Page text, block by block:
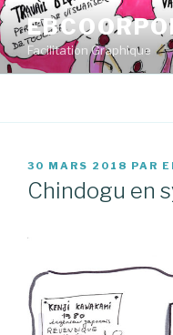
Aller
au
contenu
principal
Facilitation Graphique
PUBLIÉ
LE
30 MARS 2018 PAR
Chindogu en